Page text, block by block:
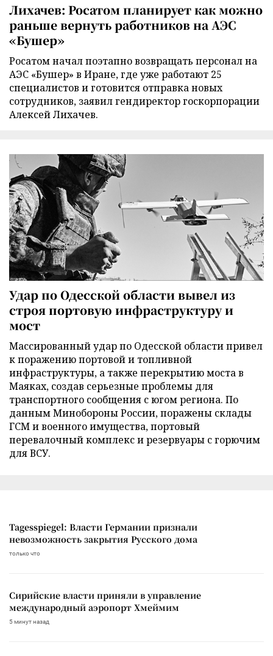
Лихачев: Росатом планирует как можно
раньше вернуть работников на АЭС
«Бушер»
Росатом начал поэтапно возвращать персонал на
АЭС «Бушер» в Иране, где уже работают 25
специалистов и готовится отправка новых
сотрудников, заявил гендиректор госкорпорации
Алексей Лихачев.
Удар по Одесской области вывел из
строя портовую инфраструктуру и
мост
Массированный удар по Одесской области привел
к поражению портовой и топливной
инфраструктуры, а также перекрытию моста в
Маяках, создав серьезные проблемы для
транспортного сообщения с югом региона. По
данным Минобороны России, поражены склады
ГСМ и военного имущества, портовый
перевалочный комплекс и резервуары с горючим
для ВСУ.
Tagesspiegel: Власти Германии признали
невозможность закрытия Русского дома
только что
Сирийские власти приняли в управление
международный аэропорт Хмеймим
5 минут назад